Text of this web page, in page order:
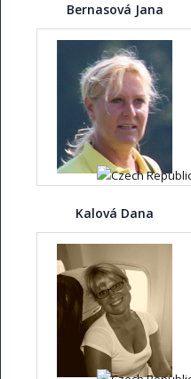
Bernasová Jana
Kalová Dana